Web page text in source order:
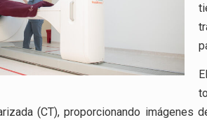
(CT), proporcionando